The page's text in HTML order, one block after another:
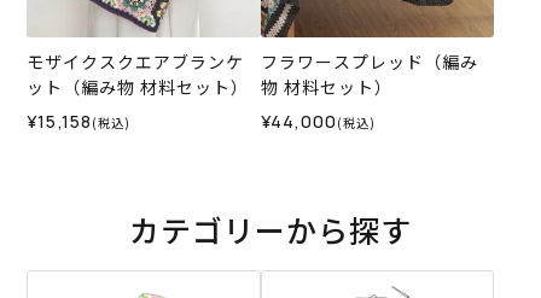
モザイクスクエアブランケ
ット（編み物 材料セット）
¥15,158 (税込)
フラワースプレッド（編み
物 材料セット）
¥44,000 (税込)
カテゴリーから探す